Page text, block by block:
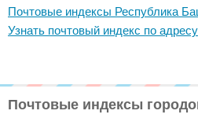
Почтовые индексы Республика
Узнать почтовый индекс по адресу
Почтовые индексы